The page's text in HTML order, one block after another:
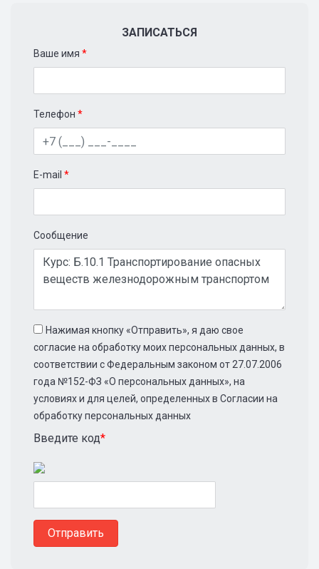
ЗАПИСАТЬСЯ
Ваше имя *
Телефон *
E-mail *
Сообщение
Нажимая кнопку «Отправить», я даю свое
согласие на обработку моих персональных данных, в
соответствии с Федеральным законом от 27.07.2006
года №152-ФЗ «О персональных данных», на
условиях и для целей, определенных в Согласии на
обработку персональных данных
Введите код*